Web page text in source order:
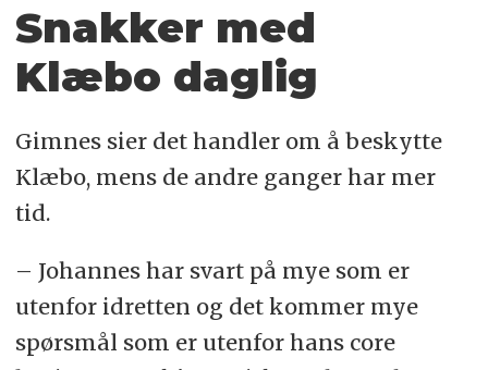
Snakker med
Klæbo daglig
Gimnes sier det handler om å beskytte
Klæbo, mens de andre ganger har mer
tid.
– Johannes har svart på mye som er
utenfor idretten og det kommer mye
spørsmål som er utenfor hans core